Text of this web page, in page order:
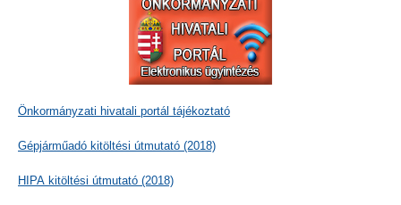
Önkormányzati hivatali portál tájékoztató
Gépjárműadó kitöltési útmutató (2018)
HIPA kitöltési útmutató (2018)